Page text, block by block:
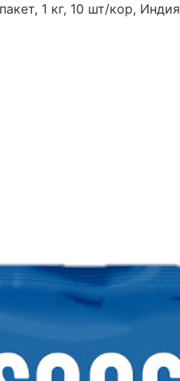
1 кг, 10 шт/кор, Индия